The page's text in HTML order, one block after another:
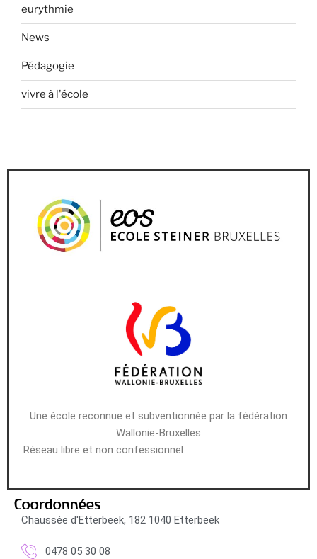
eurythmie
News
Pédagogie
vivre à l'école
Une école reconnue et subventionnée par la fédération
Wallonie-Bruxelles
Réseau libre et non confessionnel
Coordonnées
Chaussée d'Etterbeek, 182 1040 Etterbeek
0478 05 30 08